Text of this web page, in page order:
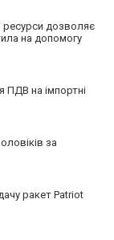
ресурси дозволяє
на допомогу
ПДВ на імпортні
за
ракет Patriot